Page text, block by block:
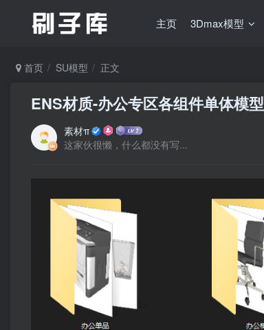
主页 3Dmax模型
首页 SU模型 正文
ENS材质-办公专区各组件单体模型
素材π
这家伙很懒，什么都没有写...